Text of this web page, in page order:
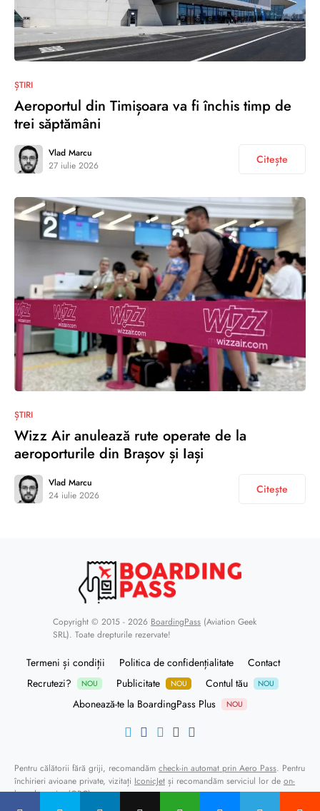
ȘTIRI
Aeroportul din Timișoara va fi închis timp de
trei săptămâni
Vlad Marcu
27 iulie 2026
Citește
ȘTIRI
Wizz Air anulează rute operate de la
aeroporturile din Brașov și Iași
Vlad Marcu
24 iulie 2026
Citește
Copyright © 2015 - 2026 BoardingPass (Aviation Geek
SRL). Toate drepturile rezervate!
Termeni și condiții Politica de confidențialitate
Contact
Recrutezi?
NOU Publicitate NOU Contul tău NOU
Abonează-te la BoardingPass Plus NOU
Pentru călătorii fără griji, recomandăm check-in automat prin Aero Pass. Pentru
închirieri avioane private, vizitați IconicJet și recomandăm serviciul lor de on-
board courier (OBC).
Alpha Handling
oferă servicii de ground handling și FBO la Bucharest Băneasa